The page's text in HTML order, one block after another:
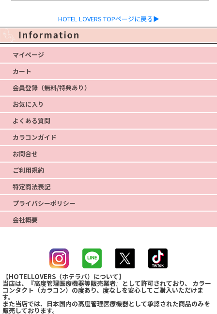
HOTEL LOVERS TOPページに戻る▶
マイページ
カート
会員登録（無料/特典あり）
お気に入り
よくある質問
カラコンガイド
お問合せ
ご利用規約
特定商法表記
プライバシーポリシー
会社概要
【HOTELLOVERS（ホテラバ）について】
当店は、『高度管理医療機器等販売業者』として許可されており、 カラー
コンタクト（カラコン）の度あり、度なしを安心してご購入いただけま
す。
また当店では、日本国内の高度管理医療機器として承認された商品のみを
販売しております。